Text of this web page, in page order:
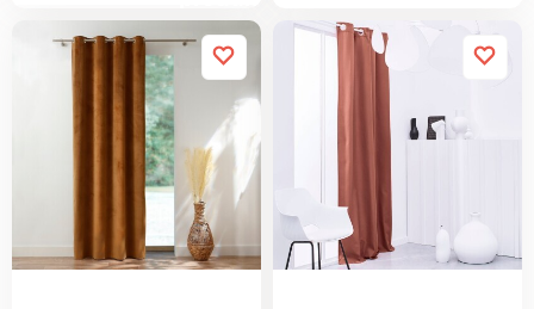
Sprzedawana
pojedynczo. Nitowane
obszycie dolne
obciążone kamykiem.
Standard 100 według
Oeko-Tex (nr CQ 1216/2
IFTH). Znak ten
identyfikuje produkty
tekstylne, które zostały